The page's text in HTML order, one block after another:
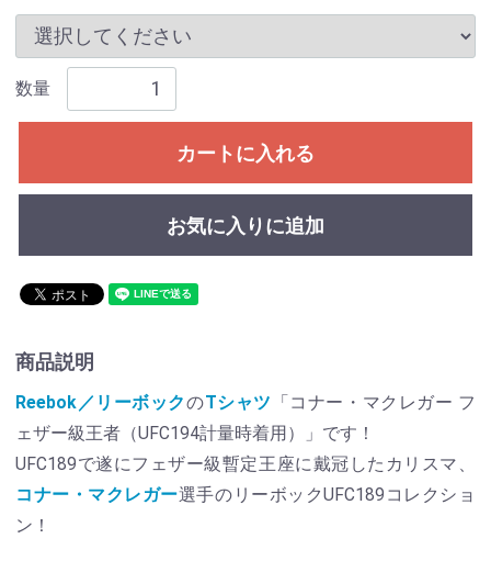
数量
カートに入れる
お気に入りに追加
商品説明
Reebok／リーボックのTシャツ 「コナー・マクレガー フ
ェザー級王者（UFC194計量時着用）」です！
UFC189で遂にフェザー級暫定王座に戴冠したカリスマ、
コナー・マクレガー選手のリーボックUFC189コレクショ
ン！